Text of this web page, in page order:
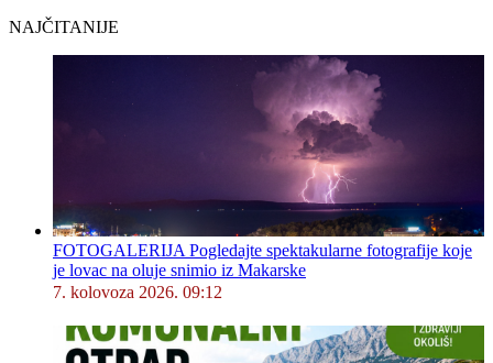
NAJČITANIJE
FOTOGALERIJA Pogledajte spektakularne fotografije koje
je lovac na oluje snimio iz Makarske
7. kolovoza 2026. 09:12